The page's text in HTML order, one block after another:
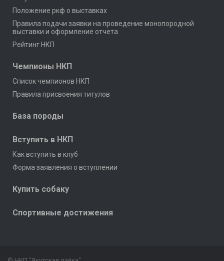
Положение ркф о выставках
Правила подачи заявки на проведение монопородной
выставки и оформление отчета
Рейтинг НКП
Чемпионы НКП
Список чемпионов НКП
Правила присвоения титулов
База породы
Вступить в НКП
Как вступить в клуб
Форма заявления о вступлении
Купить собаку
Спортивные достижения